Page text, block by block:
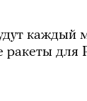
каждый
ракеты для